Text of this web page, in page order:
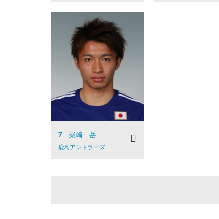
7 柴崎 岳
鹿島アントラーズ